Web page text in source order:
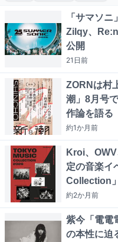
「サマソ
Zilqy、
公開
21日前
ZORNは村
潮」8月号
作論を語る
約1か月前
Kroi、
定の音楽イ
Collection
約2か月前
紫今「電電
の本性に迫